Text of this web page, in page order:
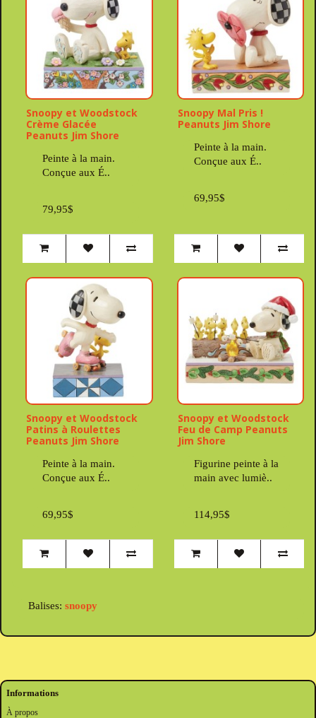
Snoopy et Woodstock
Crème Glacée
Peanuts Jim Shore
Peinte à la main.
Conçue aux É..
79,95$
Snoopy Mal Pris !
Peanuts Jim Shore
Peinte à la main.
Conçue aux É..
69,95$
Snoopy et Woodstock
Patins à Roulettes
Peanuts Jim Shore
Peinte à la main.
Conçue aux É..
69,95$
Snoopy et Woodstock
Feu de Camp Peanuts
Jim Shore
Figurine peinte à la
main avec lumiè..
114,95$
Balises: snoopy
Informations
À propos